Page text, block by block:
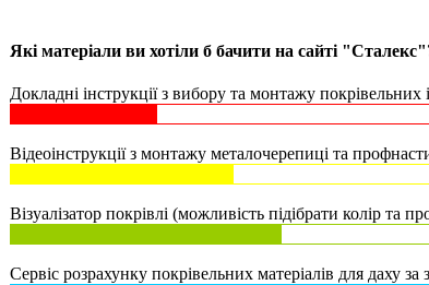
Які матеріали ви хотіли б бачити на сайті
Докладні інструкції з вибору та монтажу
Відеоінструкції з монтажу металочерепиці та
Візуалізатор покрівлі (можливість підібрати колір
Сервіс розрахунку покрівельних матеріалів для даху